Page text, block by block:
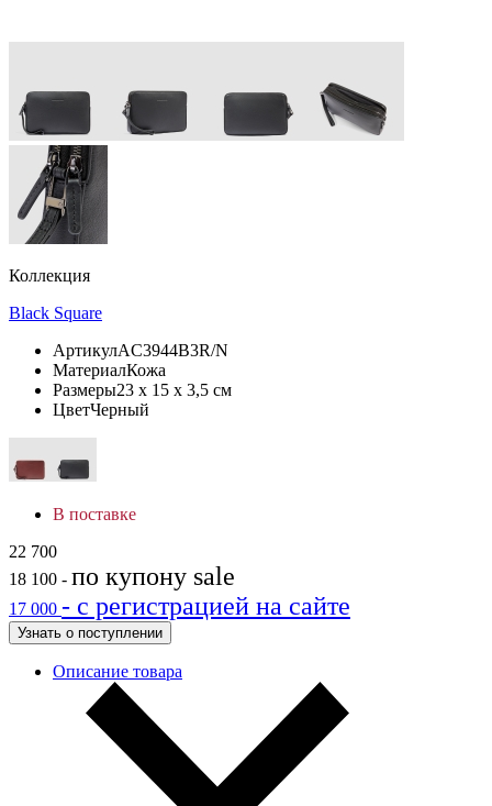
Коллекция
Black Square
АртикулAC3944B3R/N
МатериалКожа
Размеры23 x 15 x 3,5 см
ЦветЧерный
В поставке
22 700
18 100 - по купону sale
17 000 - с регистрацией на сайте
Узнать о поступлении
Описание товара